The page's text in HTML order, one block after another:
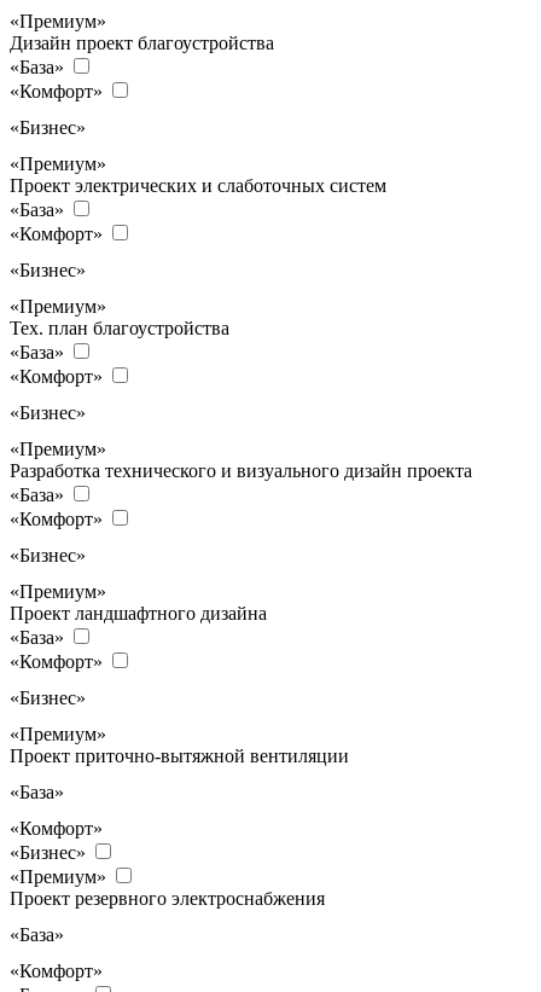
«Премиум»
Дизайн проект благоустройства
«База»
«Комфорт»
«Бизнес»
«Премиум»
Проект электрических и слаботочных систем
«База»
«Комфорт»
«Бизнес»
«Премиум»
Тех. план благоустройства
«База»
«Комфорт»
«Бизнес»
«Премиум»
Разработка технического и визуального дизайн проекта
«База»
«Комфорт»
«Бизнес»
«Премиум»
Проект ландшафтного дизайна
«База»
«Комфорт»
«Бизнес»
«Премиум»
Проект приточно-вытяжной вентиляции
«База»
«Комфорт»
«Бизнес»
«Премиум»
Проект резервного электроснабжения
«База»
«Комфорт»